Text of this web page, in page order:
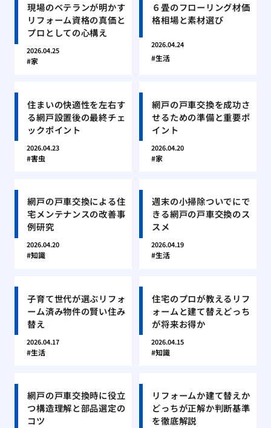
現場のベテランが明かす
リフォーム資格の真価と
プロとしての心構え
2026.04.25
家
６畳のフローリング材価
格相場と素材選び
2026.04.24
生活
住まいの快適性を左右す
る網戸設置後の最終チェ
ックポイント
2026.04.23
害虫
網戸の戸車交換を成功さ
せるための準備と重要ポ
イント
2026.04.20
家
網戸の戸車交換による住
宅メンテナンスの改善事
例研究
2026.04.20
知識
週末の小掃除ついでにで
きる網戸の戸車交換のス
スメ
2026.04.19
生活
子育て世代が選ぶリフォ
ーム済み物件の賢い住み
替え
2026.04.17
生活
住宅のプロが教えるリフ
ォームと建て替えどっち
が将来お得か
2026.04.15
知識
網戸の戸車交換時に役立
つ構造理解と部品選定の
コツ
リフォームか建て替えか
どっちが正解か判断基準
を徹底解説